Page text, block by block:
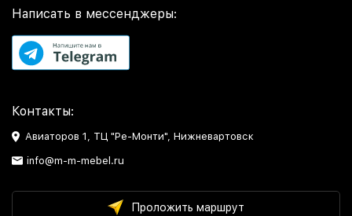
Написать в мессенджеры:
Контакты:
Авиаторов 1, ТЦ "Ре-Монти", Нижневартовск
info@m-m-mebel.ru
Проложить маршрут